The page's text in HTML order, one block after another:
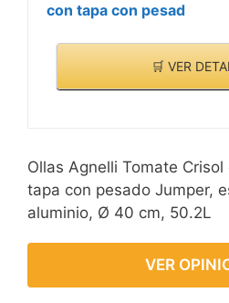
con tapa con pesad
🛒 VER
Ollas Agnelli Tomate
tapa con pesado Jumper,
aluminio, Ø 40 cm, 50.2L
VER